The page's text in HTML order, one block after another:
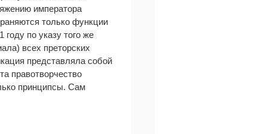
императора
только функции
по указу того же
всех преторских
представляла собой
правотворчество
принципсы. Сам